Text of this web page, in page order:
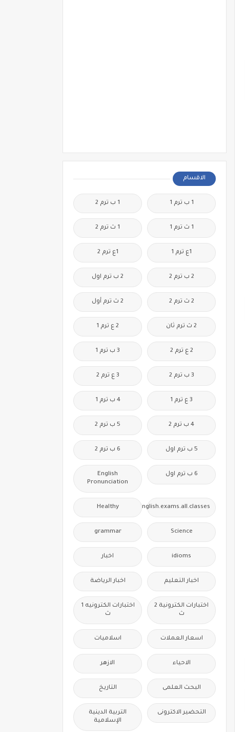
الاقسام
1 ب ترم 1 1 ب ترم 2
1 ث ترم 1 1 ث ترم 2
1ع ترم 1 1ع ترم 2
2 ب ترم 2 2 ب ترم اول
2 ث ترم 2 2 ث ترم أول
2 ث ترم ثان 2 ع ترم 1
2 ع ترم 2 3 ب ترم 1
3 ب ترم 2 3 ع ترم 2
3 ع ترم 1 4 ب ترم 1
4 ب ترم 2 5 ب ترم 2
5 ب ترم اول 6 ب ترم 2
6 ب ترم اول
English
Pronunciation
Free.English.exams.all.classes
Healthy
Science
grammar
idioms اخبار
اخبار التعليم اخبار الرياضة
اختبارات الكترونية 2
ث
اختبارات الكترونيه 1
ث
اسعار العملات اسلاميات
الاحياء الازهر
البحث العلمى التاريخ
التحضير الاكترونى
التربية الدينية
الإسلامية